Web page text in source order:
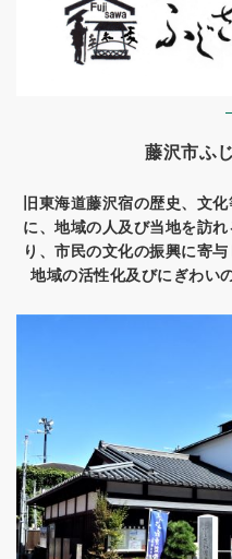
藤沢市ふ
旧東海道藤沢宿の歴史、文
に、地域の人及び当地を訪
り、市民の文化の振興に寄
地域の活性化及びにぎわい